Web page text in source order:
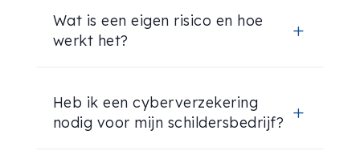
Wat is een eigen risico en hoe
werkt het?
L
Heb ik een cyberverzekering
nodig voor mijn schildersbedrijf?
L